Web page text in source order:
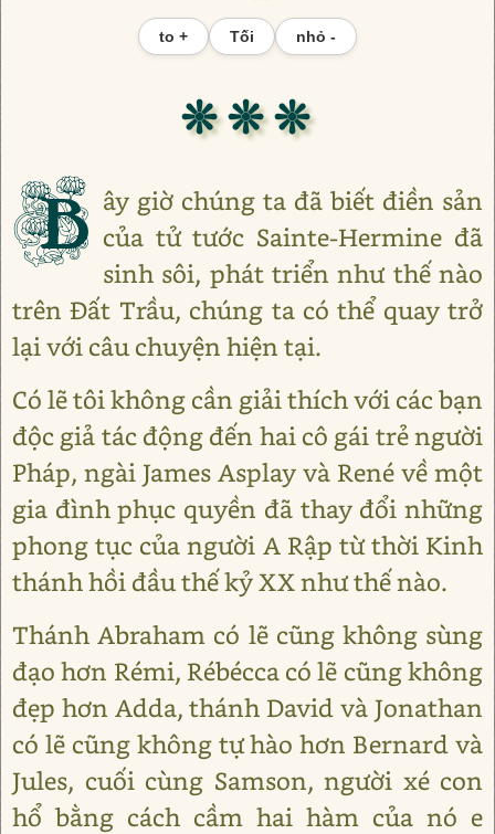
to + Tối nhỏ -
❊ ❊ ❊
B ây giờ chúng ta đã biết điền sản
của tử tước Sainte-Hermine đã
sinh sôi, phát triển như thế nào
trên Đất Trầu, chúng ta có thể quay trở
lại với câu chuyện hiện tại.
Có lẽ tôi không cần giải thích với các bạn
độc giả tác động đến hai cô gái trẻ người
Pháp, ngài James Asplay và René về một
gia đình phục quyền đã thay đổi những
phong tục của người A Rập từ thời Kinh
thánh hồi đầu thế kỷ XX như thế nào.
Thánh Abraham có lẽ cũng không sùng
đạo hơn Rémi, Rébécca có lẽ cũng không
đẹp hơn Adda, thánh David và Jonathan
có lẽ cũng không tự hào hơn Bernard và
Jules, cuối cùng Samson, người xé con
hổ bằng cách cầm hai hàm của nó e